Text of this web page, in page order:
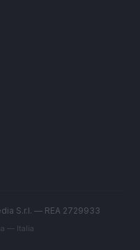
S.r.l. — REA 2729933
— Italia